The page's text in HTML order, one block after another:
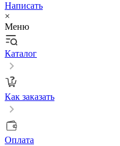
Написать
×
Меню
Каталог
Как заказать
Оплата